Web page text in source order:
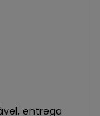
entrega